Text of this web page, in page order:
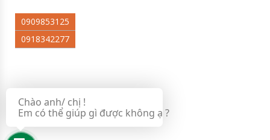
0909853125
0918342277
Chào anh/ chị !
Em có thể giúp gì được không ạ ?